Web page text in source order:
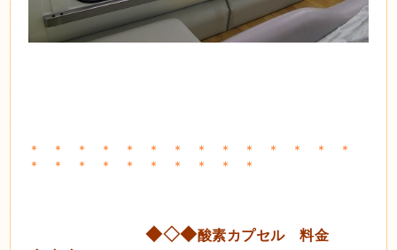
＊ ＊ ＊ ＊ ＊ ＊ ＊ ＊ ＊ ＊ ＊ ＊
＊ ＊
＊
＊ ＊ ＊ ＊ ＊ ＊ ＊ ＊ ＊
◆◇◆酸素カプセル 料金